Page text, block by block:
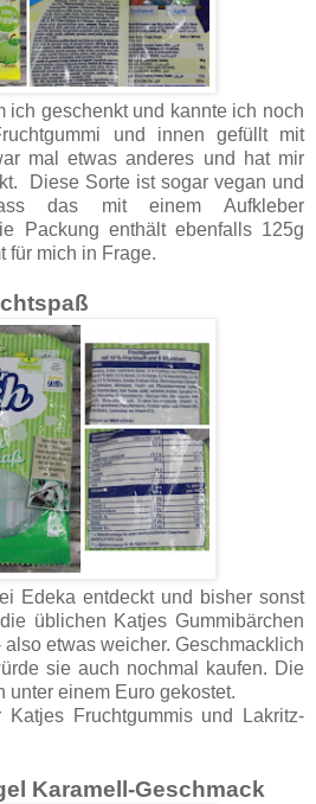
ich geschenkt und kannte ich noch
und innen gefüllt mit
mal etwas anderes und hat mir
Diese Sorte ist sogar vegan und
das mit einem Aufkleber
Packung enthält ebenfalls 125g
für mich in Frage.
Edeka entdeckt und bisher sonst
üblichen Katjes Gummibärchen
etwas weicher. Geschmacklich
sie auch nochmal kaufen. Die
unter einem Euro gekostet.
Fruchtgummis und Lakritz-
Karamell-Geschmack